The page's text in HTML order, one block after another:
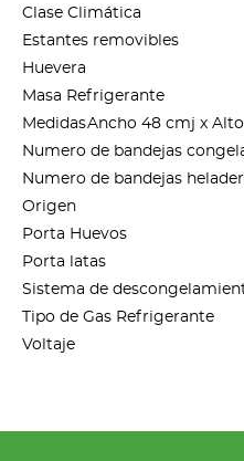
Clase Climática
Estantes removibles
Huevera
Masa Refrigerante
MedidasAncho 48 cmj x
Numero de bandejas
Numero de bandejas
Origen
Porta Huevos
Porta latas
Sistema de
Tipo de Gas Refrigerante
Voltaje